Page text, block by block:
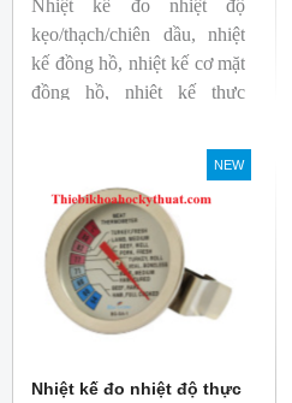
Nhiệt kế đo nhiệt độ
kẹo/thạch/chiên dầu, nhiệt
kế đồng hồ, nhiệt kế cơ mặt
đồng hồ, nhiệt kế thực
Thương hiệu: Blue Gizmo
NEW
Nhiệt kế đo nhiệt độ thực